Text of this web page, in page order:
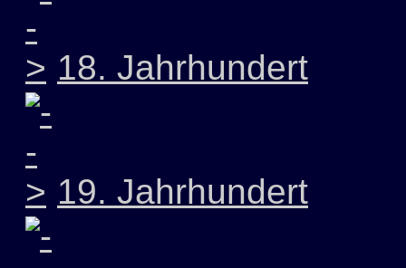
18. Jahrhundert
19. Jahrhundert